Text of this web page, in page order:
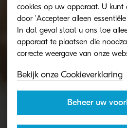
Heb je een vraag over
informatie nodig?
experten.
Contacteer
cookies op uw apparaat. U kunt
door 'Accepteer alleen
In dat geval staat u ons toe
apparaat te plaatsen die
Bekijk onze Cookieverklaring
Beheer uw